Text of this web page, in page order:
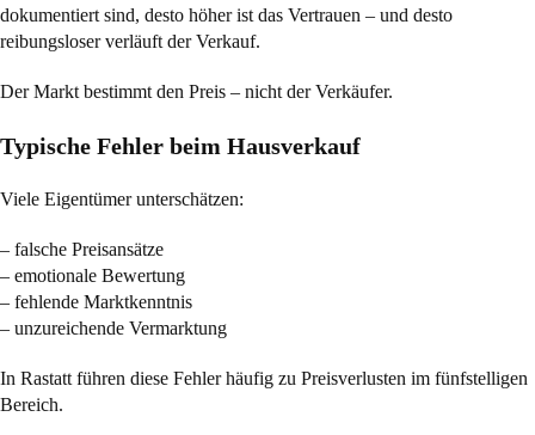
dokumentiert sind, desto höher ist das Vertrauen – und desto
reibungsloser verläuft der Verkauf.
Der Markt bestimmt den Preis – nicht der Verkäufer.
Typische Fehler beim Hausverkauf
Viele Eigentümer unterschätzen:
– falsche Preisansätze
– emotionale Bewertung
– fehlende Marktkenntnis
– unzureichende Vermarktung
In Rastatt führen diese Fehler häufig zu Preisverlusten im fünfstelligen
Bereich.